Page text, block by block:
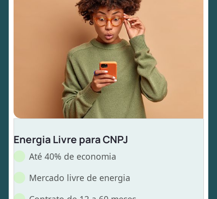
Energia Livre para CNPJ
Até 40% de economia
Mercado livre de energia